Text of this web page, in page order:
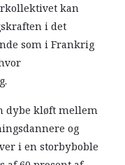
kan
i det
som i Frankrig
dybe kløft mellem
og
i en storbyboble